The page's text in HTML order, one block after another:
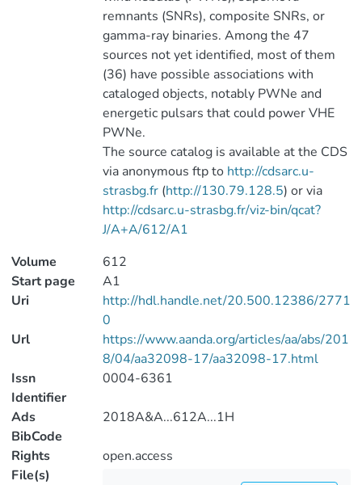
remnants (SNRs), composite SNRs, or
gamma-ray binaries. Among the 47
sources not yet identified, most of them
(36) have possible associations with
cataloged objects, notably PWNe and
energetic pulsars that could power VHE
PWNe.
The source catalog is available at the CDS
via anonymous ftp to http://cdsarc.u-
strasbg.fr(http://130.79.128.5) or via
http://cdsarc.u-strasbg.fr/viz-bin/qcat?
J/A+A/612/A1
Volume
612
Start page
A1
Uri
http://hdl.handle.net/20.500.12386/2771
0
Url
https://www.aanda.org/articles/aa/abs/201
8/04/aa32098-17/aa32098-17.html
Issn
Identifier
0004-6361
Ads
BibCode
2018A&A...612A...1H
Rights
open.access
File(s)